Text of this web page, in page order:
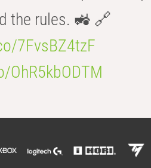
the rules. 🚜 🔗
7FvsBZ4tzF